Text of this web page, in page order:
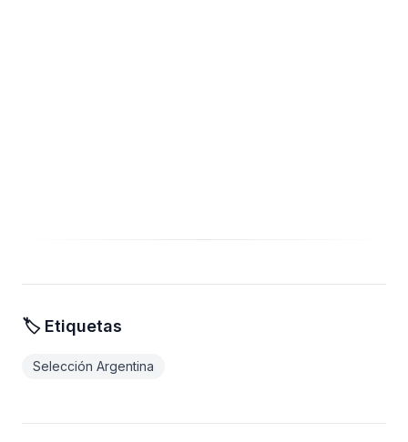
🏷️ Etiquetas
Selección Argentina